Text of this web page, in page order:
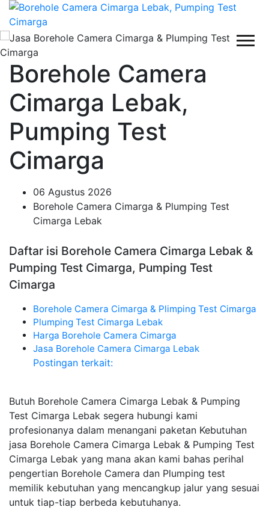
Borehole Camera
Cimarga Lebak,
Pumping Test
Cimarga
06 Agustus 2026
Borehole Camera Cimarga & Plumping Test
Cimarga Lebak
Daftar isi Borehole Camera Cimarga Lebak &
Pumping Test Cimarga, Pumping Test
Cimarga
Borehole Camera Cimarga & Plimping Test Cimarga
Plumping Test Cimarga Lebak
Harga Borehole Camera Cimarga
Jasa Borehole Camera Cimarga Lebak
Postingan terkait:
Butuh Borehole Camera Cimarga Lebak & Pumping
Test Cimarga Lebak segera hubungi kami
profesionanya dalam menangani paketan Kebutuhan
jasa Borehole Camera Cimarga Lebak & Pumping Test
Cimarga Lebak yang mana akan kami bahas perihal
pengertian Borehole Camera dan Plumping test
memilik kebutuhan yang mencangkup jalur yang sesuai
untuk tiap-tiap berbeda kebutuhanya.